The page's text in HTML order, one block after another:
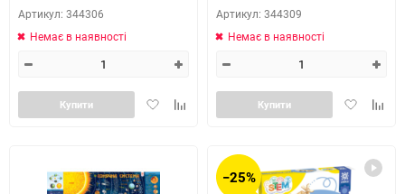
Артикул: 344306
Немає в наявності
ДодатиДодайте
порівняння
Купити
Артикул: 344309
Немає в наявності
Додати
Купити
−25%